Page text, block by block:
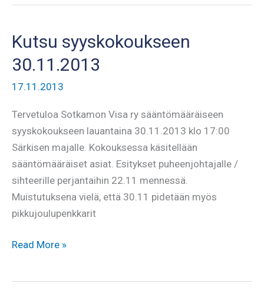
Kutsu syyskokoukseen
30.11.2013
17.11.2013
Tervetuloa Sotkamon Visa ry sääntömääräiseen
syyskokoukseen lauantaina 30.11.2013 klo 17:00
Särkisen majalle. Kokouksessa käsitellään
sääntömääräiset asiat. Esitykset puheenjohtajalle /
sihteerille perjantaihin 22.11 mennessä.
Muistutuksena vielä, että 30.11 pidetään myös
pikkujoulupenkkarit
Kutsu
Read More »